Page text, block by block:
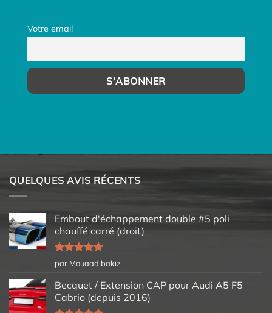
Votre email
QUELQUES AVIS RÉCENTS
Embout d'échappement double #5 poli
chauffé carré (droit)
Note5sur
5
par Mouaad bakiz
Becquet / Extension CAP pour Audi A5 F5
Cabrio (depuis 2016)